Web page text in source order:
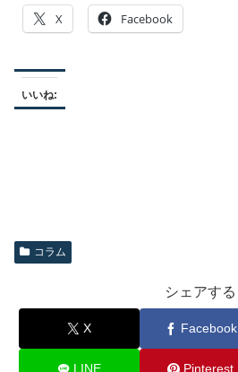
X Facebook
いいね:
コラム
シェアする
X Facebook
LINE Pinterest